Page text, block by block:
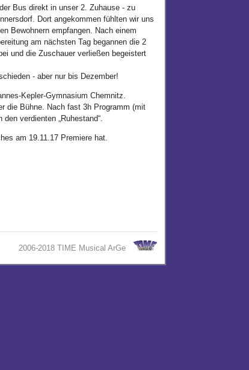
Bus direkt in unser 2. Zuhause - zu
Dort angekommen fühlten wir uns
Bewohnern empfangen. Nach einem
am nächsten Tag begannen die 2
und die Zuschauer verließen begeistert
- aber nur bis Dezember!
Kepler-Gymnasium Chemnitz.
die Bühne. Nach fast 3h Programm (mit
verdienten „Ruhestand“.
am 19.11.17 Premiere hat.
2006-2018 TIME Musical ArGe